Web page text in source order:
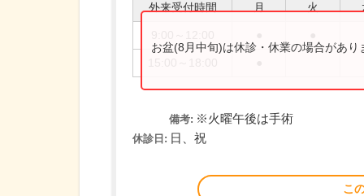
外来受付時間 月 火
お盆(8月中旬)は休診・休業の場合があ
備考: ※火曜午後は手術
休診日: 日、祝
こ